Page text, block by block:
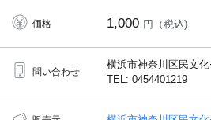
価格 1,000 円（税込)
問い合わせ
横浜市神奈川区民文
TEL: 0454401219